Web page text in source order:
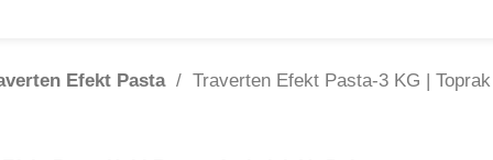
Efekt Pasta / Traverten Efekt Pasta-3 KG | Toprak